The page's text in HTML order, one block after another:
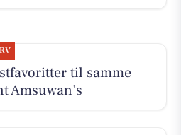
til samme
Amsuwan’s